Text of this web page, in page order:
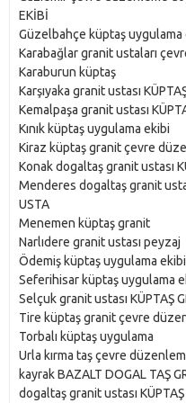
EKİBİ
Güzelbahçe küptaş uygulama
Karabağlar granit ustaları
Karaburun küptaş
Karşıyaka granit ustası
Kemalpaşa granit ustası
Kınık küptaş uygulama ekibi
Kiraz küptaş granit çevre
Konak dogaltaş granit ustası
Menderes dogaltaş granit
USTA
Menemen küptaş granit
Narlıdere granit ustası peyzaj
Ödemiş küptaş uygulama
Seferihisar küptaş uygulama
Selçuk granit ustası KÜPTAŞ
Tire küptaş granit çevre
Torbalı küptaş uygulama
Urla kırma taş çevre
kayrak BAZALT DOGAL TAŞ
dogaltaş granit ustası